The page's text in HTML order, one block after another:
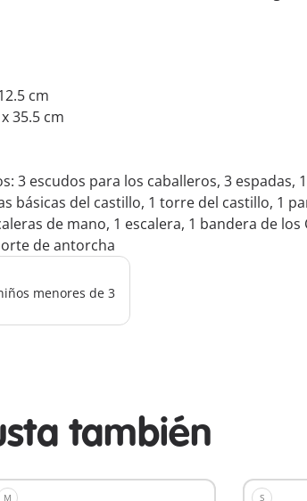
cm
35.5 cm
3 escudos para los caballeros, 3 espadas,
básicas del castillo, 1 torre del castillo, 1
de mano, 1 escalera, 1 bandera de
de antorcha
menores de 3
también
M S